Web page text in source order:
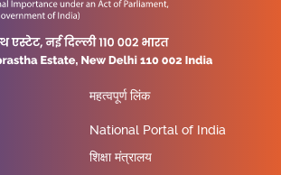
महत्वपूर्ण लिंक
National Portal of India
शिक्षा मंत्रालय